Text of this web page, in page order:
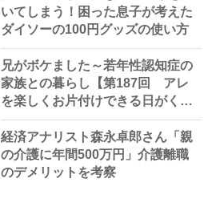
いてしまう！困った息子が考えた
ダイソーの100円グッズの使い方
兄がボケました～若年性認知症の
家族との暮らし【第187回 アレ
を楽しくお片付けできる日がくる
のか】
経済アナリスト森永卓郎さん「親
の介護に年間500万円」介護離職
のデメリットを考察